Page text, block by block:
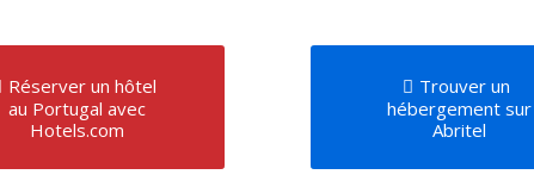
Réserver un hôtel
au Portugal avec
Hotels.com
Trouver un
hébergement sur
Abritel